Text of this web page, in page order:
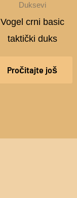
Duksevi
Vogel crni basic
taktički duks
Pročitajte još